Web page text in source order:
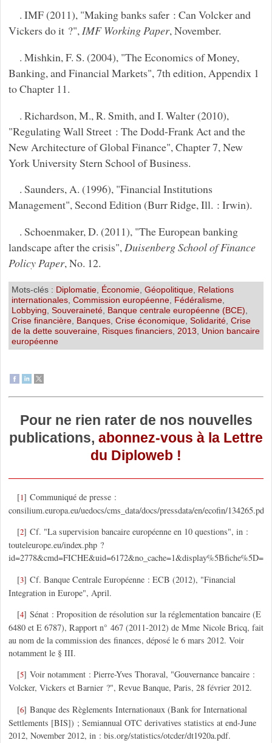
. IMF (2011), "Making banks safer : Can Volcker and
Vickers do it ?", IMF Working Paper, November.
. Mishkin, F. S. (2004), "The Economics of Money,
Banking, and Financial Markets", 7th edition, Appendix 1
to Chapter 11.
. Richardson, M., R. Smith, and I. Walter (2010),
"Regulating Wall Street : The Dodd-Frank Act and the
New Architecture of Global Finance", Chapter 7, New
York University Stern School of Business.
. Saunders, A. (1996), "Financial Institutions
Management", Second Edition (Burr Ridge, Ill. : Irwin).
. Schoenmaker, D. (2011), "The European banking
landscape after the crisis",Duisenberg School of Finance
Policy Paper, No. 12.
Mots-clés : Diplomatie, Économie, Géopolitique, Relations
internationales, Commission européenne, Fédéralisme,
Lobbying, Souveraineté, Banque centrale européenne (BCE),
Crise financière, Banques, Crise économique, Solidarité, Crise
de la dette souveraine, Risques financiers, 2013, Union bancaire
européenne
Pour ne rien rater de nos nouvelles
publications, abonnez-vous à la Lettre
du Diploweb !
[1]Communiqué de presse :
consilium.europa.eu/uedocs/cms_data/docs/pressdata/en/ecofin/134265.pdf.
[2]Cf. "La supervision bancaire européenne en 10 questions", in :
touteleurope.eu/index.php ?
[3]Cf. Banque Centrale Européenne : ECB (2012), "Financial
Integration in Europe", April.
[4]Sénat : Proposition de résolution sur la réglementation bancaire (E
6480 et E 6787), Rapport n° 467 (2011-2012) de Mme Nicole Bricq, fait
au nom de la commission des finances, déposé le 6 mars 2012. Voir
notamment le § III.
[5]Voir notamment : Pierre-Yves Thoraval, "Gouvernance bancaire :
Volcker, Vickers et Barnier ?", Revue Banque, Paris, 28 février 2012.
[6]Banque des Règlements Internationaux (Bank for International
Settlements [BIS]) ; Semiannual OTC derivatives statistics at end-June
2012, November 2012, in : bis.org/statistics/otcder/dt1920a.pdf.